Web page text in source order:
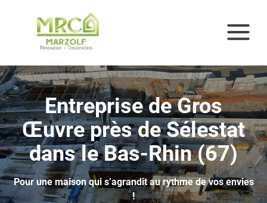
Entreprise de Gros
Œuvre près de Sélestat
dans le Bas-Rhin (67)
Pour une maison qui s’agrandit au rythme de vos envies
!